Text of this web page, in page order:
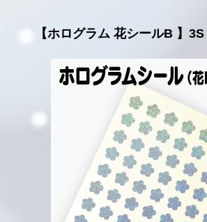
【ホログラム 花シールB 】